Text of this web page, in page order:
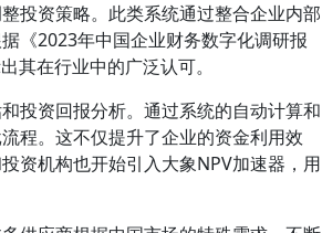
投资策略。此类系统通过整合企业内部
《2023年中国企业财务数字化调研报
其在行业中的广泛认可。
投资回报分析。通过系统的自动计算和
程。这不仅提升了企业的资金利用效
资机构也开始引入大象NPV加速器，用